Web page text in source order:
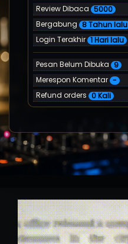
Review Dibaca 5000
Bergabung 8 Tahun lalu
Login Terakhir 1 Hari lalu
Pesan Belum Dibuka 9
Merespon Komentar -
Refund orders 0 Kali